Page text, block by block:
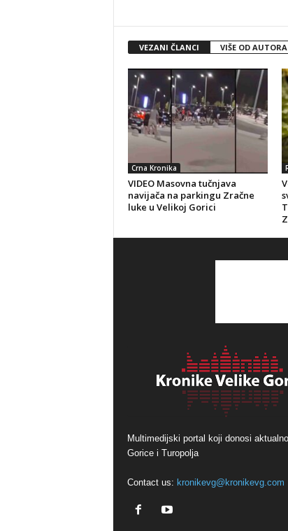
VEZANI ČLANCI VIŠE OD AUTORA
Crna Kronika
VIDEO Masovna tučnjava
navijača na parkingu Zračne
luke u Velikoj Gorici
Multimedijski portal koji donosi
Gorice i Turopolja
Contact us: kronikevg@kronikevg.com